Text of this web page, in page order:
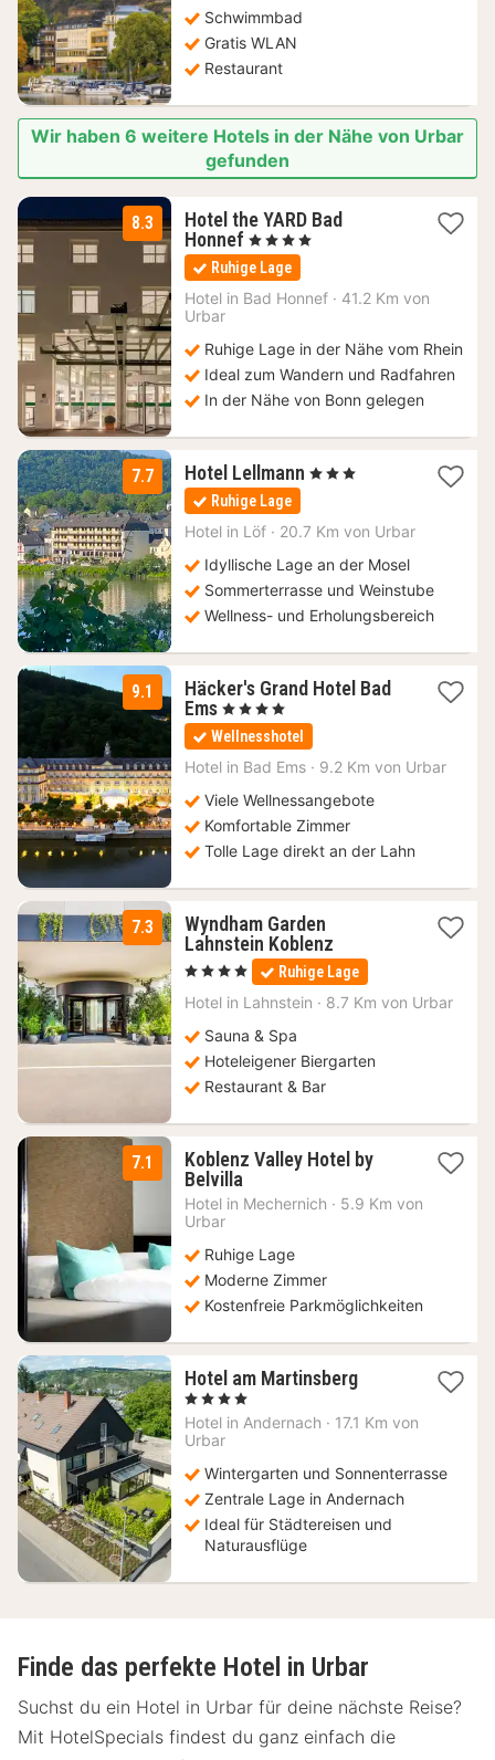
85,23
€
Schwimmbad
Gratis WLAN
Restaurant
Wir haben 6 weitere Hotels in der Nähe von Urbar
gefunden
8.3
Hotel the YARD Bad
Honnef 2
Nächte
ab
61,95
, 4 Sterne
Ruhige Lage
Hotel in Bad Honnef · 41.2 Km von
Urbar
Ruhige Lage in der Nähe vom Rhein
Ideal zum Wandern und Radfahren
In der Nähe von Bonn gelegen
7.7 Hotel Lellmann 2
169
, 3 Sterne
Ruhige Lage
Hotel in Löf · 20.7 Km von Urbar
Idyllische Lage an der Mosel
Sommerterrasse und Weinstube
Wellness- und Erholungsbereich
9.1
Häcker's Grand Hotel Bad
Ems 1
Nacht
ab
260
, 4 Sterne
Wellnesshotel
Hotel in Bad Ems · 9.2 Km von Urbar
Viele Wellnessangebote
Komfortable Zimmer
Tolle Lage direkt an der Lahn
7.3
Wyndham Garden
Lahnstein Koblenz2
Nächte
ab
64
, 4 Sterne Ruhige Lage
Hotel in Lahnstein · 8.7 Km von Urbar
Sauna & Spa
Hoteleigener Biergarten
Restaurant & Bar
7.1
Koblenz Valley Hotel by
Belvilla2
Nächte
€
Hotel in Mechernich · 5.9 Km von
Urbar
Ruhige Lage
Moderne Zimmer
Kostenfreie Parkmöglichkeiten
Hotel am Martinsberg1
ab
, 4 Sterne
Hotel in Andernach · 17.1 Km von
Urbar
Wintergarten und Sonnenterrasse
Zentrale Lage in Andernach
Ideal für Städtereisen und
Naturausflüge
Finde das perfekte Hotel in Urbar
Suchst du ein Hotel in Urbar für deine nächste Reise?
Mit HotelSpecials findest du ganz einfach die